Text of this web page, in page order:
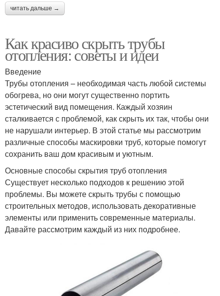
читать дальше →
Как красиво скрыть трубы
отопления: советы и идеи
Введение
Трубы отопления – необходимая часть любой системы
обогрева, но они могут существенно портить
эстетический вид помещения. Каждый хозяин
сталкивается с проблемой, как скрыть их так, чтобы они
не нарушали интерьер. В этой статье мы рассмотрим
различные способы маскировки труб, которые помогут
сохранить ваш дом красивым и уютным.
Основные способы скрытия труб отопления
Существует несколько подходов к решению этой
проблемы. Вы можете скрыть трубы с помощью
строительных методов, использовать декоративные
элементы или применить современные материалы.
Давайте рассмотрим каждый из них подробнее.